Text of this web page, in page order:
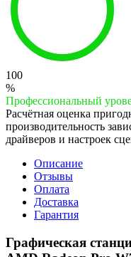
100
%
Профессиональный
Расчётная оценка
производительность
драйверов и настроек
Описание
Отзывы
Оплата
Доставка
Гарантия
Графическая